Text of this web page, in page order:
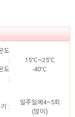
도
:
도
:
15℃~25℃
-40℃
:
일주일에4~5회
(많이)